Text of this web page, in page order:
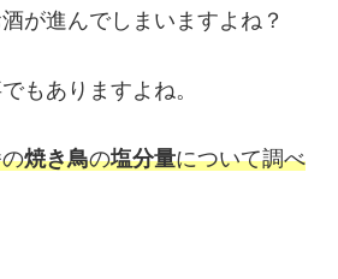
が進んでしまいますよね？
もありますよね。
焼き鳥の塩分量について調べ